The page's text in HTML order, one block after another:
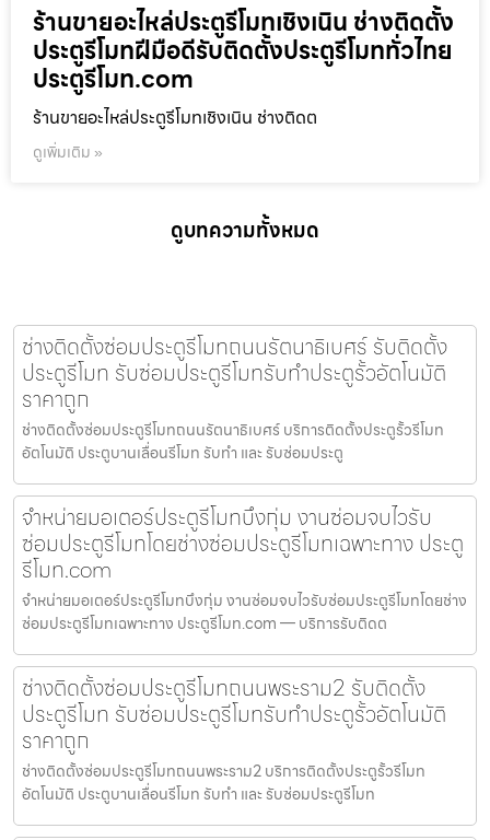
ร้านขายอะไหล่ประตูรีโมทเชิงเนิน ช่างติดตั้ง
ประตูรีโมทฝีมือดีรับติดตั้งประตูรีโมททั่วไทย
ประตูรีโมท.com
ร้านขายอะไหล่ประตูรีโมทเชิงเนิน ช่างติดต
ดูเพิ่มเติม »
ดูบทความทั้งหมด
ช่างติดตั้งซ่อมประตูรีโมทถนนรัตนาธิเบศร์ รับติดตั้ง
ประตูรีโมท รับซ่อมประตูรีโมทรับทำประตูรั้วอัตโนมัติ
ราคาถูก
ช่างติดตั้งซ่อมประตูรีโมทถนนรัตนาธิเบศร์ บริการติดตั้งประตูรั้วรีโมท
อัตโนมัติ ประตูบานเลื่อนรีโมท รับทำ และ รับซ่อมประตู
จำหน่ายมอเตอร์ประตูรีโมทบึงกุ่ม งานซ่อมจบไวรับ
ซ่อมประตูรีโมทโดยช่างซ่อมประตูรีโมทเฉพาะทาง ประตู
รีโมท.com
จำหน่ายมอเตอร์ประตูรีโมทบึงกุ่ม งานซ่อมจบไวรับซ่อมประตูรีโมทโดยช่าง
ซ่อมประตูรีโมทเฉพาะทาง ประตูรีโมท.com — บริการรับติดต
ช่างติดตั้งซ่อมประตูรีโมทถนนพระราม2 รับติดตั้ง
ประตูรีโมท รับซ่อมประตูรีโมทรับทำประตูรั้วอัตโนมัติ
ราคาถูก
ช่างติดตั้งซ่อมประตูรีโมทถนนพระราม2 บริการติดตั้งประตูรั้วรีโมท
อัตโนมัติ ประตูบานเลื่อนรีโมท รับทำ และ รับซ่อมประตูรีโมท